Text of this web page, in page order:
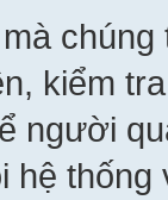
kiểm
người
hệ